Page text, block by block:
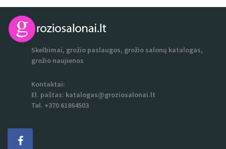
Skelbimai, grožio paslaugos, grožio salonų katalogas,
grožio naujienos
Kontaktai:
El. paštas: katalogas@groziosalonai.lt
Tel. +370 61864503